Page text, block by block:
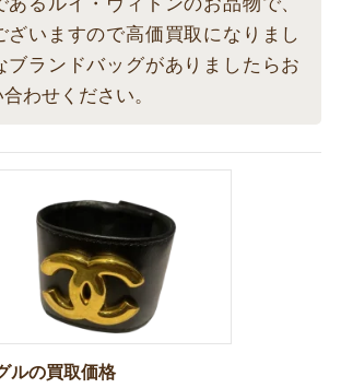
あるルイ・ヴィトンのお品物で、
ざいますので高価買取になりまし
ブランドバッグがありましたらお
わせください。
ルの買取価格